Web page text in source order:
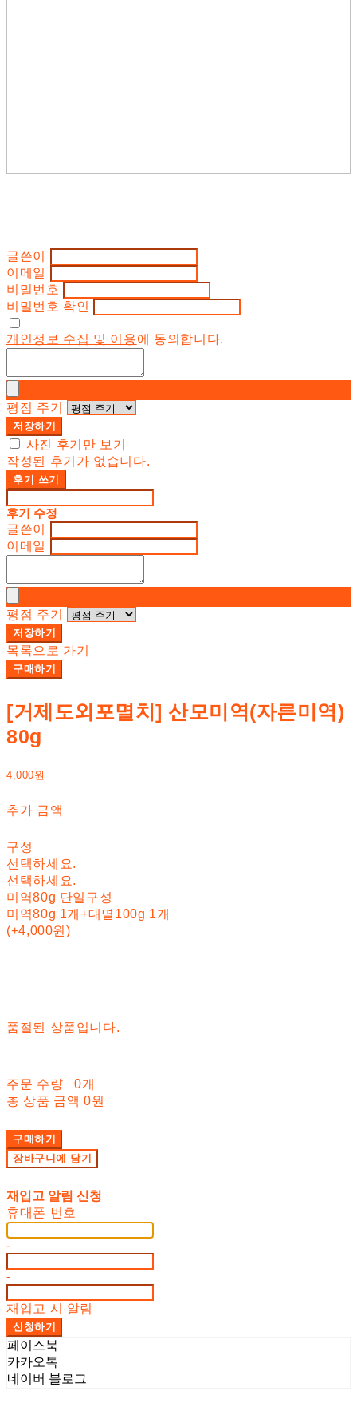
글쓴이
이메일
비밀번호
비밀번호 확인
개인정보 수집 및 이용에 동의합니다.
평점 주기
저장하기
사진 후기만 보기
작성된 후기가 없습니다.
후기 쓰기
후기 수정
글쓴이
이메일
평점 주기
저장하기
목록으로 가기
구매하기
[거제도외포멸치] 산모미역(자른미역)
80g
4,000원
추가 금액
구성
선택하세요.
선택하세요.
미역80g 단일구성
미역80g 1개+대멸100g 1개
(+4,000원)
품절된 상품입니다.
주문 수량
0개
총 상품 금액 0원
구매하기
장바구니에 담기
재입고 알림 신청
휴대폰 번호
-
-
재입고 시 알림
신청하기
페이스북
카카오톡
네이버 블로그